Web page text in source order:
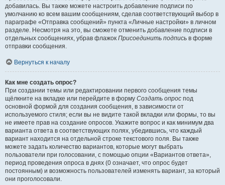
добавилась. Вы также можете настроить добавление подписи по
умолчанию ко всем вашим сообщениям, сделав соответствующий выбор в
параграфе «Отправка сообщений» пункта «Личные настройки» в личном
разделе. Несмотря на это, вы сможете отменить добавление подписи в
отдельных сообщениях, убрав флажок Присоединить подпись в форме
отправки сообщения.
Вернуться к началу
Как мне создать опрос?
При создании темы или редактировании первого сообщения темы
щёлкните на вкладке или перейдите в форму Создать опрос под
основной формой для создания сообщения, в зависимости от
используемого стиля; если вы не видите такой вкладки или формы, то вы
не имеете прав на создание опросов. Укажите вопрос и как минимум два
варианта ответа в соответствующих полях, убедившись, что каждый
вариант находится на отдельной строке текстового поля. Вы также
можете задать количество вариантов, которые могут выбрать
пользователи при голосовании, с помощью опции «Вариантов ответа»,
период проведения опроса в днях (0 означает, что опрос будет
постоянным) и возможность пользователей изменять вариант, за который
они проголосовали.